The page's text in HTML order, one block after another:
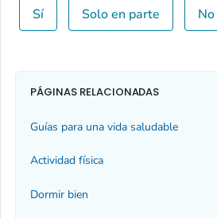
Sí Solo en parte No
PÁGINAS RELACIONADAS
Guías para una vida saludable
Actividad física
Dormir bien